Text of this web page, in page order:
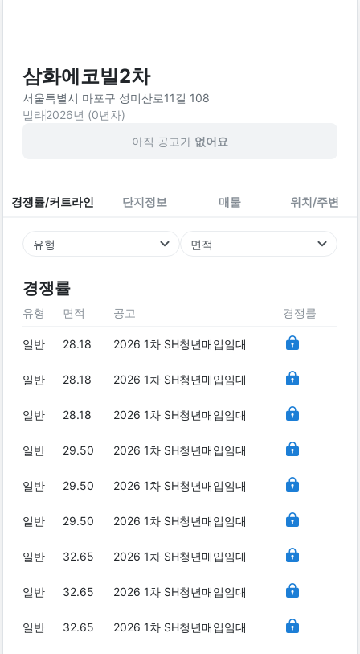
삼화에코빌2차
서울특별시 마포구 성미산로11길 108
빌라2026년 (0년차)
아직 공고가 없어요
경쟁률/커트라인 단지정보 매물 위치/주변
유형 면적
경쟁률
유형 면적 공고 경쟁률
일반 28.18 2026 1차 SH청년매입임대
일반 28.18 2026 1차 SH청년매입임대
일반 28.18 2026 1차 SH청년매입임대
일반 29.50 2026 1차 SH청년매입임대
일반 29.50 2026 1차 SH청년매입임대
일반 29.50 2026 1차 SH청년매입임대
일반 32.65 2026 1차 SH청년매입임대
일반 32.65 2026 1차 SH청년매입임대
일반 32.65 2026 1차 SH청년매입임대